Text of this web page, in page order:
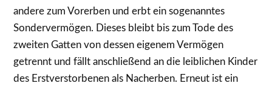
andere zum Vorerben und erbt ein sogenanntes
Sondervermögen. Dieses bleibt bis zum Tode des
zweiten Gatten von dessen eigenem Vermögen
getrennt und fällt anschließend an die leiblichen Kinder
des Erstverstorbenen als Nacherben. Erneut ist ein